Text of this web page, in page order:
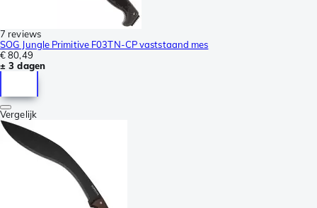
7 reviews
SOG Jungle Primitive F03TN-CP vaststaand mes
€ 80,49
± 3 dagen
Vergelijk